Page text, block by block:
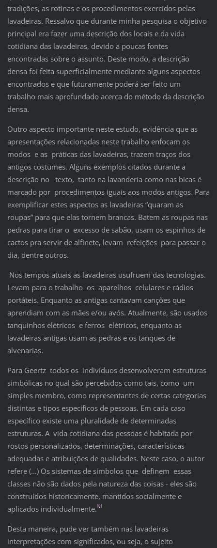
tradições, as rotinas e os procedimentos exercidos pelas
lavadeiras. Ressalvo que durante minha pesquisa o objetivo
principal era fazer uma descrição dos locais e da vida
cotidiana das lavadeiras, devido a poucas fontes
encontradas sobre o assunto. Deste modo, a descrição
densa foi feita superficialmente mediante alguns aspectos
encontrados e que futuramente poderá ser feito um
trabalho mais aprofundado acerca do método da descrição
densa.
Outro aspecto importante neste estudo, evidência que as
apresentações relacionadas neste trabalho enfocam os
modos e as práticas das lavadeiras, trazem traços dos
antigos costumes. Alguns exemplos citados durante a
descrição no texto, tanto na lavanderia como nas bicas é
marcado por procedimentos iguais aos modos antigos. Para
exemplificar estes aspectos as lavadeiras “quaram as
roupas” para que elas tornem brancas. Batem as roupas nas
pedras para tirar o excesso de sabão, usam os espinhos de
cactos pra servir de alfinete, levam refeições para passar o
dia, dentre outros.
Nos tempos atuais as lavadeiras usufruem das tecnologias.
Levam para o trabalho os aparelhos celulares e rádios
portáteis. Enquanto as antigas cantavam canções que
aprendiam com as mães e/ou avós. Atualmente, são usados
tanquinhos elétricos e ferros elétricos, enquanto as
lavadeiras antigas usam as pedras e os tanques de
alvenarias.
Para Geertz todos os indivíduos desenvolveram estruturas
simbólicas no qual são percebidos como tais, como um
simples membro, como representantes de certas categorias
distintas e tipos específicos de pessoas. Em cada caso
específico existe uma pluralidade de determinadas
estruturas. A vida cotidiana das pessoas é habitada por
rostos personalizados, determinações, características
adequadas e atribuições de qualidades. Neste caso, o autor
refere (...) Os sistemas de símbolos que definem essas
classes não são dados pela natureza das coisas - eles são
construídos historicamente, mantidos socialmente e
aplicados individualmente.[6]
Desta maneira, pude ver também nas lavadeiras
interpretações com significados, ou seja, o sujeito